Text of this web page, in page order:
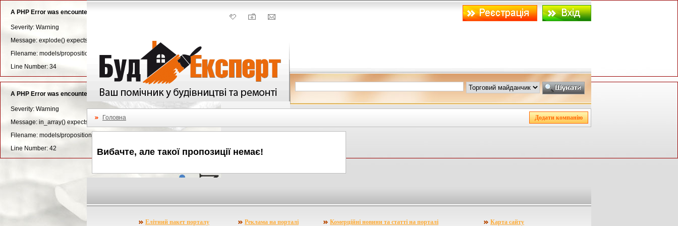
A PHP Error was encountered
Severity: Warning
Message: explode() expects parameter 3 to be long, string given
Filename: models/proposition_settings_model.php
Line Number: 34
A PHP Error was encountered
Severity: Warning
Message: in_array() expects parameter 2 to be array, null given
Filename: models/proposition_settings_model.php
Line Number: 42
Головна
Вибачте, але такої пропозиції немає!
Елітний пакет порталу Реклама на порталі Комерційні новини та статті на порталі Карта сайту